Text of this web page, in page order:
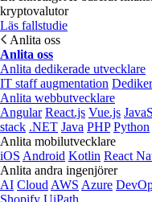
kryptovalutor
Läs fallstudie
Anlita oss
Anlita oss
Anlita dedikerade utvecklare
IT staff augmentation
Anlita webbutvecklare
Angular React.js Vue.js
stack .NET Java PHP Python
Anlita mobilutvecklare
iOS Android Kotlin React
Anlita andra ingenjörer
AI Cloud AWS Azure
Shopify UiPath